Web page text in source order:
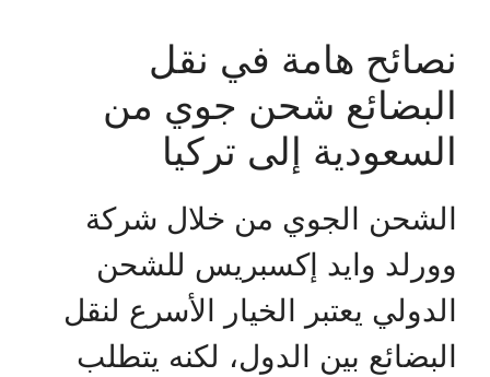
نصائح هامة في نقل
البضائع شحن جوي من
السعودية إلى تركيا
الشحن الجوي من خلال شركة
وورلد وايد إكسبريس للشحن
الدولي يعتبر الخيار الأسرع لنقل
البضائع بين الدول، لكنه يتطلب